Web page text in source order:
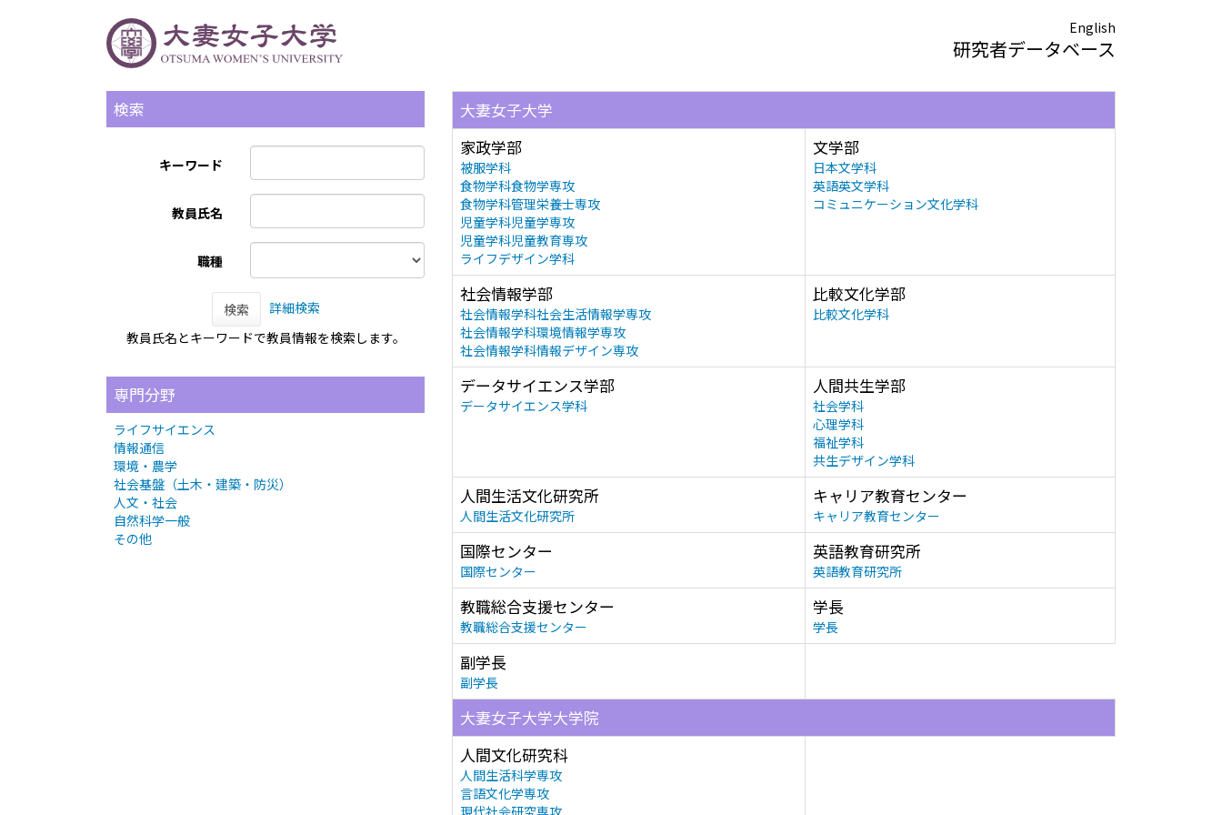
English
研究者データベース
検索
キーワード
教員氏名
職種
検索
詳細検索
教員氏名とキーワードで教員情報を検索します。
専門分野
ライフサイエンス
情報通信
環境・農学
社会基盤（土木・建築・防災）
人文・社会
自然科学一般
その他
大妻女子大学
家政学部
被服学科
食物学科食物学専攻
食物学科管理栄養士専攻
児童学科児童学専攻
児童学科児童教育専攻
ライフデザイン学科
文学部
日本文学科
英語英文学科
コミュニケーション文化学科
社会情報学部
社会情報学科社会生活情報学専攻
社会情報学科環境情報学専攻
社会情報学科情報デザイン専攻
比較文化学部
比較文化学科
データサイエンス学部
データサイエンス学科
人間共生学部
社会学科
心理学科
福祉学科
共生デザイン学科
人間生活文化研究所
人間生活文化研究所
キャリア教育センター
キャリア教育センター
国際センター
国際センター
英語教育研究所
英語教育研究所
教職総合支援センター
教職総合支援センター
学長
学長
副学長
副学長
大妻女子大学大学院
人間文化研究科
人間生活科学専攻
言語文化学専攻
現代社会研究専攻